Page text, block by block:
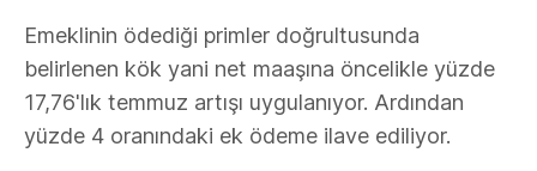
Emeklinin ödediği primler doğrultusunda
belirlenen kök yani net maaşına öncelikle yüzde
17,76'lık temmuz artışı uygulanıyor. Ardından
yüzde 4 oranındaki ek ödeme ilave ediliyor.